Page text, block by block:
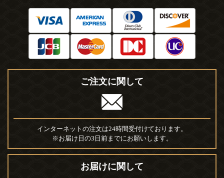
ご注文に関して
インターネットの注文は24時間受付けております。
※お届け日の3日前までにお願いします。
お届けに関して